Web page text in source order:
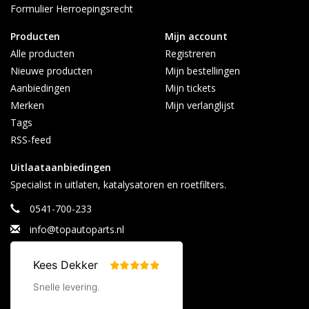
Formulier Herroepingsrecht
Producten
Alle producten
Nieuwe producten
Aanbiedingen
Merken
Tags
RSS-feed
Mijn account
Registreren
Mijn bestellingen
Mijn tickets
Mijn verlanglijst
Uitlaataanbiedingen
Specialist in uitlaten, katalysatoren en roetfilters.
0541-700-233
info@topautoparts.nl